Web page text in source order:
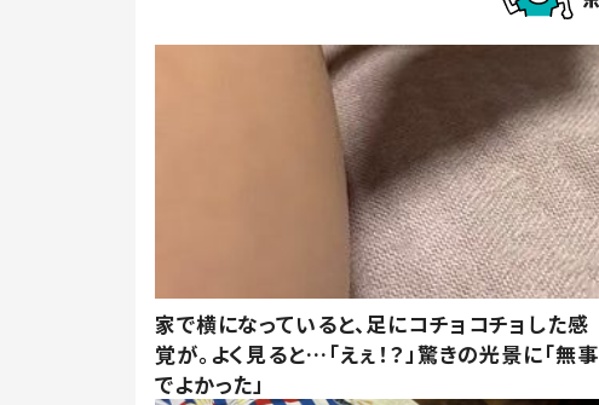
家で横になっていると、足にコチョコチョした感
覚が。よく見ると…「えぇ！？」驚きの光景に「無事
でよかった」